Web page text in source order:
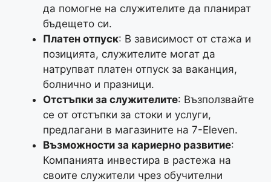
да помогне на служителите да планират
бъдещето си.
Платен отпуск: В зависимост от стажа и
позицията, служителите могат да
натрупват платен отпуск за ваканция,
болнично и празници.
Отстъпки за служителите: Възползвайте
се от отстъпки за стоки и услуги,
предлагани в магазините на 7-Eleven.
Възможности за кариерно развитие:
Компанията инвестира в растежа на
своите служители чрез обучителни